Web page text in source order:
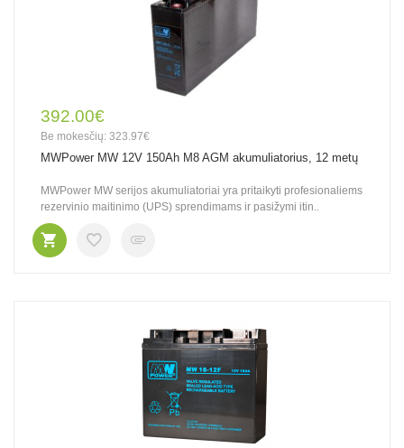
392.00€
Be mokesčių: 323.97€
MWPower MW 12V 150Ah M8 AGM akumuliatorius, 12 metų
MWPower MW serijos akumuliatoriai yra pritaikyti profesionaliems
rezervinio maitinimo (UPS) sprendimams ir pasižymi itin..